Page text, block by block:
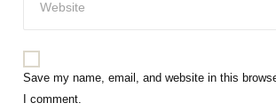
Save my name, email, and website in this
I comment.